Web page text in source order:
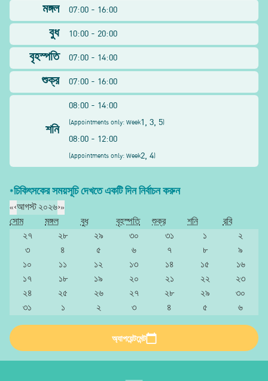
মঙ্গল
07:00 - 16:00
বুধ
10:00 - 20:00
বৃহস্পতি
07:00 - 14:00
শুক্র
07:00 - 16:00
শনি
08:00 - 14:00
(Appointments only: Week1, 3, 5)
08:00 - 12:00
(Appointments only: Week2, 4)
*চিকিৎসকের সময়সূচি দেখতে একটি দিন নির্বাচন করুন
«‹আগস্ট ২০২৬›»
সোম
মঙ্গল বুধ বৃহস্পতি শুক্র শনি
রবি
২৭
২৮ ২৯ ৩০ ৩১ ১
২
৩
৪ ৫ ৬ ৭ ৮
৯
১০
১১ ১২ ১৩ ১৪ ১৫
১৬
১৭
১৮ ১৯ ২০ ২১ ২২
২৩
২৪
২৫ ২৬ ২৭ ২৮ ২৯
৩০
৩১
১ ২ ৩ ৪ ৫ ৬
অ্যাপয়েন্টমেন্ট